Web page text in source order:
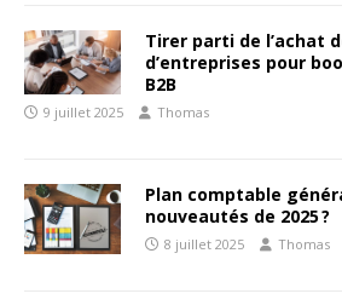
Tirer parti de l’achat
d’entreprises pour
B2B
9 juillet 2025 Thomas
Plan comptable
nouveautés de 2025 ?
8 juillet 2025 Thomas